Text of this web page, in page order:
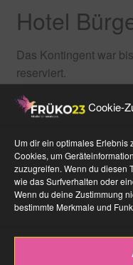
Cookie-
Um dir ein optimales Erlebnis
Cookies, um
zuzugreifen. Wenn du diesen
wie das Surfverhalten oder
Wenn du deine Zustimmung
bestimmte Merkmale und
Hotel
Das Kontingent war
reserviert.
B&B